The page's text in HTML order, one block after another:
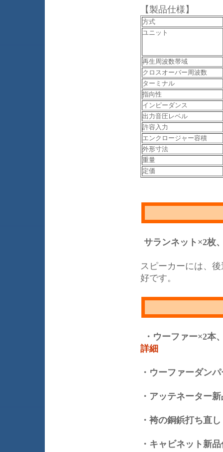
【製品仕様】
方式
ユニット
再生周波数帯域
クロスオーバー周波数
ターミナル
指向性
インピーダンス
出力音圧レベル
許容入力
エンクロージャー容積
外形寸法
重量
定価
サランネット×2枚
スピーカーには、
好です。
・ウーファー×2
詳細
・ウーファーダン
・アッテネーター
・袴の銅鋲打ち直し
・キャビネット新